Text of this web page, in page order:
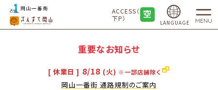
ACCESS（地
下P）
LANGUAGE MENU
重要なお知らせ
[ 休業日 ] 8/18 (火) ※一部店舗除く
岡山一番街 通路規制のご案内